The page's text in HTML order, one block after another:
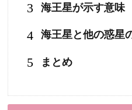
3 海王星が示す意味
4 海王星と他の惑星
5 まとめ